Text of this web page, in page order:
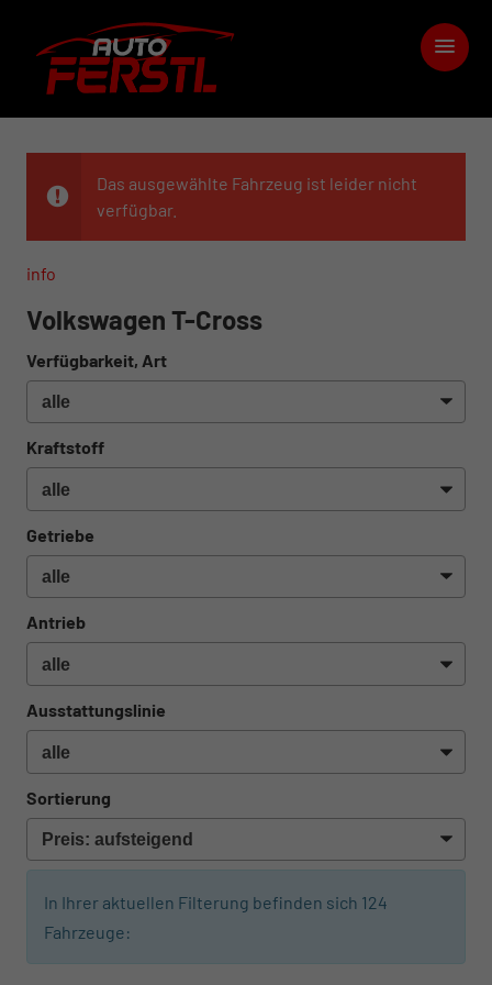
Das ausgewählte Fahrzeug ist leider nicht
verfügbar.
info
Volkswagen T-Cross
Verfügbarkeit, Art
Kraftstoff
Getriebe
Antrieb
Ausstattungslinie
Sortierung
In Ihrer aktuellen Filterung befinden sich 124
Fahrzeuge: